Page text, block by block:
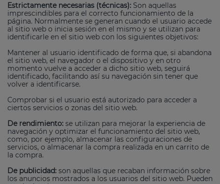
Estrictamente necesarias (técnicas): Son aquellas
imprescindibles para el correcto funcionamiento de la
página. Normalmente se generan cuando el usuario accede
al sitio web o inicia sesión en el mismo y se utilizan para
identificarle en el sitio web con los siguientes objetivos:
Mantener al usuario identificado de forma que, si abandona
el sitio web, el navegador o el dispositivo y en otro
momento vuelve a acceder a dicho sitio web, seguirá
identificado, facilitando así su navegación sin tener que
volver a identificarse.
Comprobar si el usuario está autorizado para acceder a
ciertos servicios o zonas del sitio web.
De rendimiento: se utilizan para mejorar la experiencia de
navegación y optimizar el funcionamiento del sitio web,
como, por ejemplo, almacenar las configuraciones de
servicios, o almacenar la compra realizada en un carrito de
la compra.
De publicidad: son aquellas que recaban información sobre
los anuncios mostrados a los usuarios del sitio web. Pueden